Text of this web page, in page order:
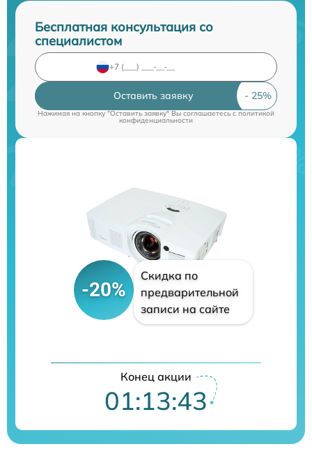
Бесплатная консультация со
специалистом
Оставить заявку
Нажимая на кнопку "Оставить заявку" Вы соглашаетесь cполитикой
конфиденциальности
-20%
Скидка по
предварительной
записи на сайте
Конец акции
01:13:42